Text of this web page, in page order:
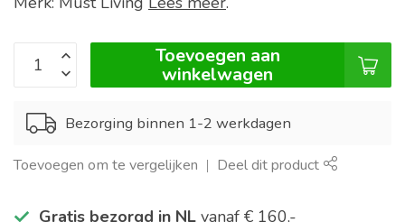
Toevoegen aan
winkelwagen
Bezorging binnen 1-2 werkdagen
Toevoegen om te vergelijken Deel dit product
Gratis bezorgd in NL vanaf € 160,-